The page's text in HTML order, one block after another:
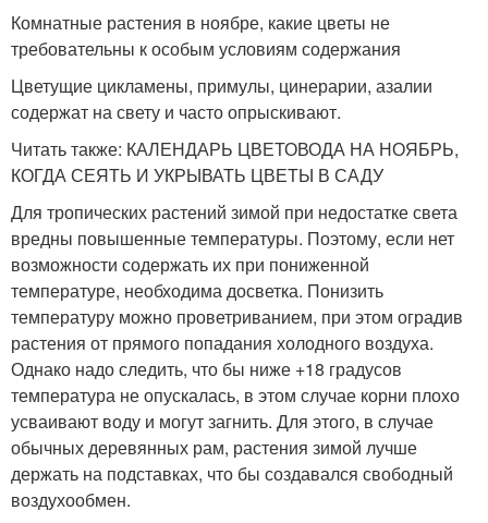
Комнатные растения в ноябре, какие цветы не
требовательны к особым условиям содержания
Цветущие цикламены, примулы, цинерарии, азалии
содержат на свету и часто опрыскивают.
Читать также: КАЛЕНДАРЬ ЦВЕТОВОДА НА НОЯБРЬ,
КОГДА СЕЯТЬ И УКРЫВАТЬ ЦВЕТЫ В САДУ
Для тропических растений зимой при недостатке света
вредны повышенные температуры. Поэтому, если нет
возможности содержать их при пониженной
температуре, необходима досветка. Понизить
температуру можно проветриванием, при этом оградив
растения от прямого попадания холодного воздуха.
Однако надо следить, что бы ниже +18 градусов
температура не опускалась, в этом случае корни плохо
усваивают воду и могут загнить. Для этого, в случае
обычных деревянных рам, растения зимой лучше
держать на подставках, что бы создавался свободный
воздухообмен.